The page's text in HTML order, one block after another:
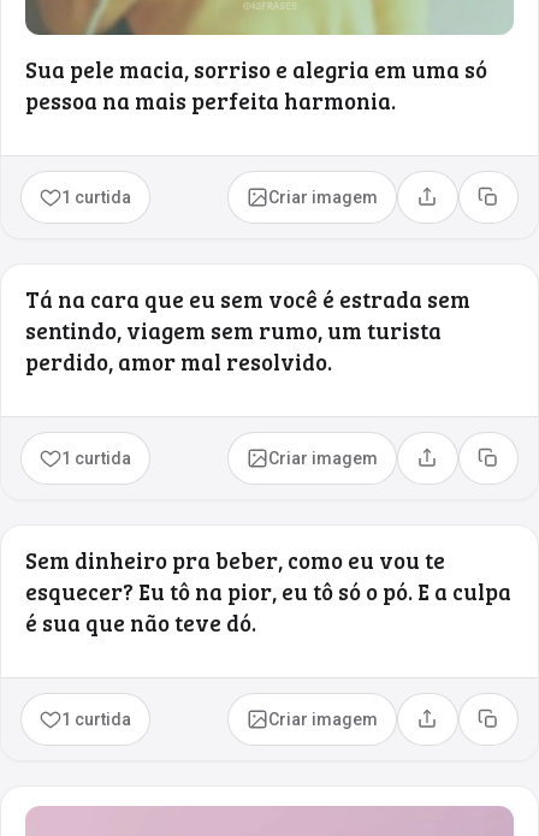
Sua pele macia, sorriso e alegria em uma só
pessoa na mais perfeita harmonia.
1 curtida Criar imagem Compartilhar
Copiar
Tá na cara que eu sem você é estrada sem
sentindo, viagem sem rumo, um turista
perdido, amor mal resolvido.
1 curtida Criar imagem Compartilhar
Copiar
Sem dinheiro pra beber, como eu vou te
esquecer? Eu tô na pior, eu tô só o pó. E a culpa
é sua que não teve dó.
1 curtida Criar imagem Compartilhar
Copiar